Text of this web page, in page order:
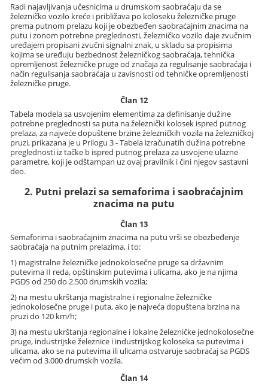
Radi najavljivanja učesnicima u drumskom saobraćaju da se
železničko vozilo kreće i približava po koloseku železničke pruge
prema putnom prelazu koji je obezbeđen saobraćajnim znacima na
putu i zonom potrebne preglednosti, železničko vozilo daje zvučnim
uređajem propisani zvučni signalni znak, u skladu sa propisima
kojima se uređuju bezbednost železničkog saobraćaja, tehnička
opremljenost železničke pruge od značaja za regulisanje saobraćaja i
način regulisanja saobraćaja u zavisnosti od tehničke opremljenosti
železničke pruge.
Član 12
Tabela modela sa usvojenim elementima za definisanje dužine
potrebne preglednosti sa puta na železnički kolosek ispred putnog
prelaza, za najveće dopuštene brzine železničkih vozila na železničkoj
pruzi, prikazana je u Prilogu 3 - Tabela izračunatih dužina potrebne
preglednosti iz tačke b ispred putnog prelaza za usvojene ulazne
parametre, koji je odštampan uz ovaj pravilnik i čini njegov sastavni
deo.
2. Putni prelazi sa semaforima i saobraćajnim
znacima na putu
Član 13
Semaforima i saobraćajnim znacima na putu vrši se obezbeđenje
saobraćaja na putnim prelazima, i to:
1) magistralne železničke jednokolosečne pruge sa državnim
putevima II reda, opštinskim putevima i ulicama, ako je na njima
PGDS od 250 do 2.500 drumskih vozila;
2) na mestu ukrštanja magistralne i regionalne železničke
jednokolosečne pruge i puta, ako je najveća dopuštena brzina na
pruzi do 120 km/h;
3) na mestu ukrštanja regionalne i lokalne železničke jednokolosečne
pruge, industrijske železnice i industrijskog koloseka sa putevima i
ulicama, ako se na putevima ili ulicama ostvaruje saobraćaj sa PGDS
većim od 3.000 drumskih vozila.
Član 14